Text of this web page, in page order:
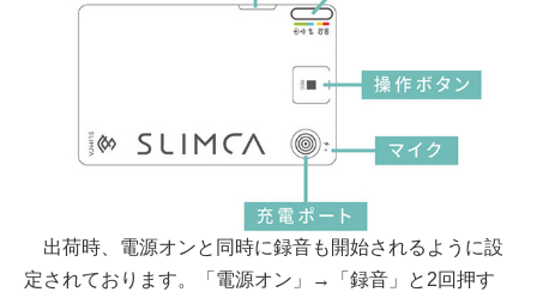
出荷時、電源オンと同時に録音も開始されるように設
定されております。「電源オン」→「録音」と2回押す